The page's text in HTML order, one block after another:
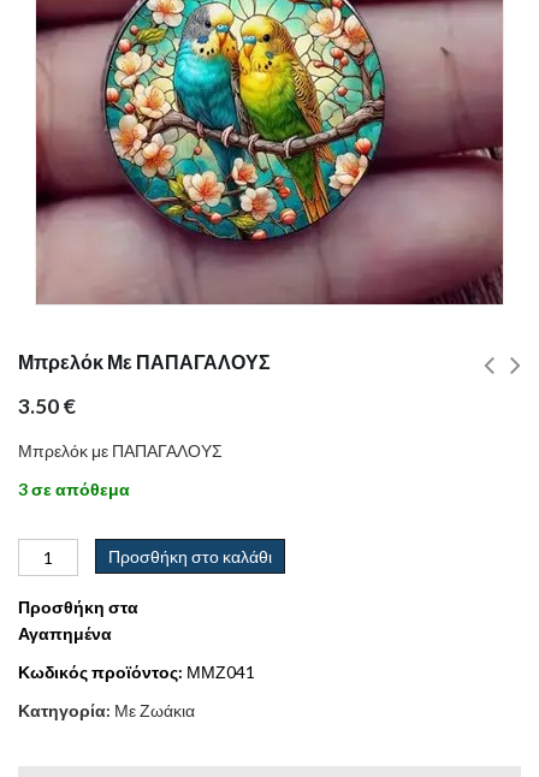
Μπρελόκ Με ΠΑΠΑΓΑΛΟΥΣ
3.50€
Μπρελόκ με ΠΑΠΑΓΑΛΟΥΣ
3 σε απόθεμα
Προσθήκη στο καλάθι
Προσθήκη στα
Αγαπημένα
Κωδικός προϊόντος: ΜΜΖ041
Κατηγορία: Με Ζωάκια